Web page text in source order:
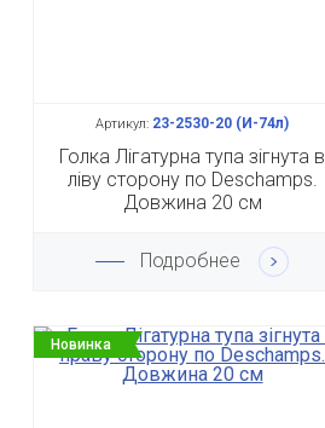
Артикул: 23-2530-20 (И-74л)
Голка Лігатурна тупа зігнута в
ліву сторону по Deschamps.
Довжина 20 см
Подробнее
Новинка